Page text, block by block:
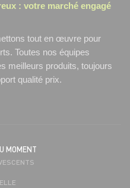
: votre marché engagé
tout en œuvre pour
Toutes nos équipes
meilleurs produits, toujours
qualité prix.
MOMENT